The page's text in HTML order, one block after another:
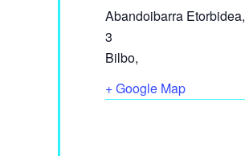
Abandoibarra Etorbidea,
3
Bilbo,
+ Google Map